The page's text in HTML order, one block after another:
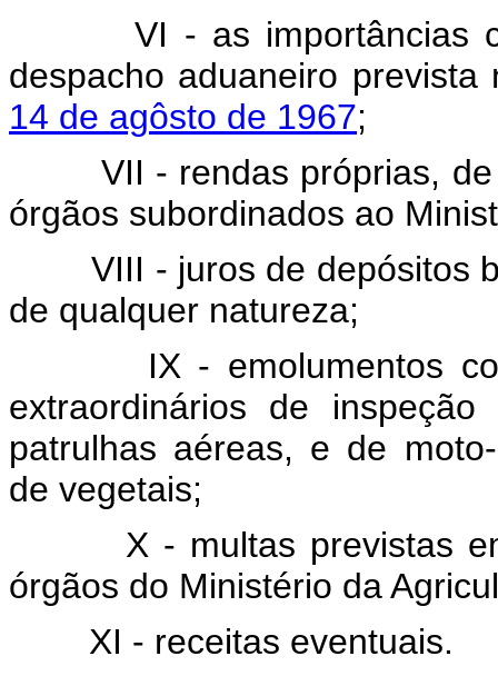
VI - as importâncias
despacho aduaneiro
14 de agôsto de 1967;
VII - rendas próprias,
órgãos subordinados ao
VIII - juros de depósitos
de qualquer natureza;
IX - emolumentos
extraordinários de
patrulhas aéreas, e de
de vegetais;
X - multas previstas
órgãos do Ministério da
XI - receitas eventuais.